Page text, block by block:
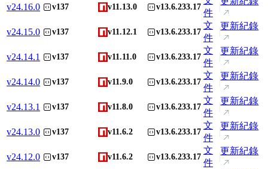
v24.16.0 v137 v11.13.0 v13.6.233.17
件
v24.15.0 v137 v11.12.1 v13.6.233.17
文
件
更新紀錄
v24.14.1 v137 v11.11.0 v13.6.233.17
文
件
更新紀錄
v24.14.0 v137 v11.9.0 v13.6.233.17
文
件
更新紀錄
v24.13.1 v137 v11.8.0 v13.6.233.17
文
件
更新紀錄
v24.13.0 v137 v11.6.2 v13.6.233.17
文
件
更新紀錄
v24.12.0 v137 v11.6.2 v13.6.233.17
文
件
更新紀錄